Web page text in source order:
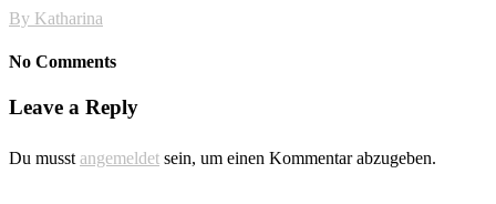
By Katharina
No Comments
Leave a Reply
Du musst angemeldet sein, um einen Kommentar abzugeben.